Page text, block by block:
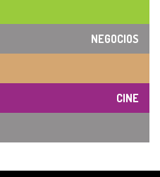
NEGOCIOS
CINE